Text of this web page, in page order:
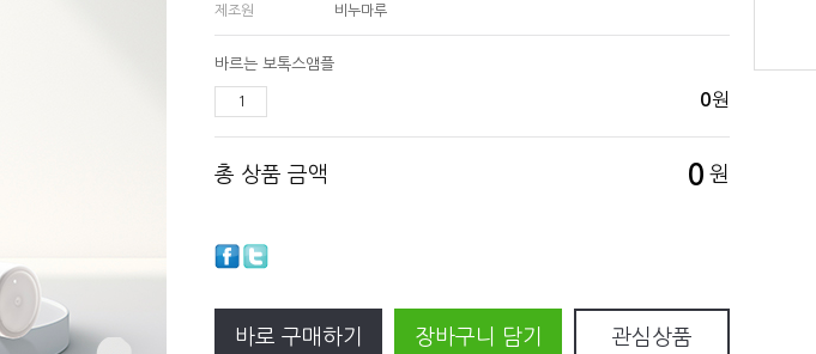
제조원 비누마루
바르는 보톡스앰플
0원
총 상품 금액 0 원
바로 구매하기 장바구니 담기 관심상품